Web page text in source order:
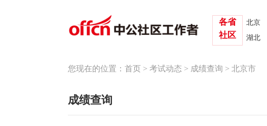
北京
湖北
各省
社区
您现在的位置：首页 >考试动态 > 成绩查询 > 北京市
成绩查询